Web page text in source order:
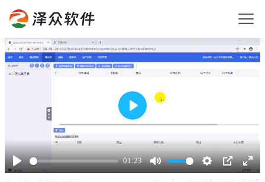
Play
01:23
Mute SettingsPIP
Enter
Play